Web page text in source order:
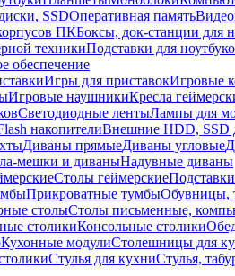
SSDОперативная память
ПКБоксы, док-станции для
техникиПодставки для
обеспечение
Игры для приставокИгровые
Игровые наушникиКресла
Светодиодные лентыЛампы для
накопителиВнешние HDD, SSD
Диваны прямыеДиваны угловые
мешки и диваныНадувные диваны
Столы геймерские
Прикроватные тумбыОбувницы,
столыСтолы письменные,
столикиКонсольные столики
Кухонные модулиСтолешницы для
Стулья для кухниСтулья,